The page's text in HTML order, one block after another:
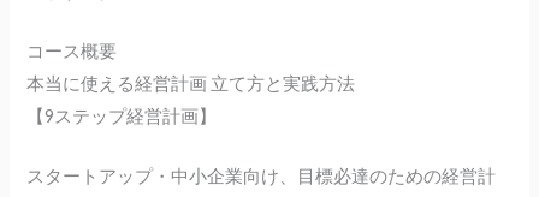
コース概要
本当に使える経営計画​​ 立て方と実践方法
【9ステップ経営計画】
スタートアップ・中小企業向け、目標必達のための経営計